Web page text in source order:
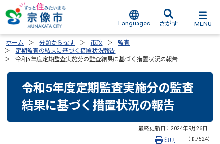
Languages さがす MENU
ホーム 分類から探す 市政
監査
定期監査の結果に基づく措置状況報告
令和5年度定期監査実施分の監査結果に基づく措置状況の報告
令和5年度定期監査実施分の監査
結果に基づく措置状況の報告
最終更新日： 2024年9月26日
（ID:7524）
印刷